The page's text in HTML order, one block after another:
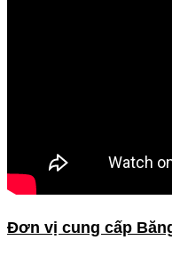
Đơn vị cung cấp B